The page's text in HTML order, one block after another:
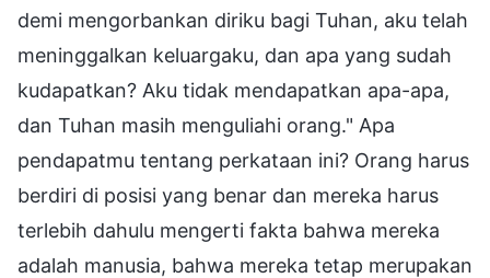
demi mengorbankan diriku bagi Tuhan, aku telah
meninggalkan keluargaku, dan apa yang sudah
kudapatkan? Aku tidak mendapatkan apa-apa,
dan Tuhan masih menguliahi orang." Apa
pendapatmu tentang perkataan ini? Orang harus
berdiri di posisi yang benar dan mereka harus
terlebih dahulu mengerti fakta bahwa mereka
adalah manusia, bahwa mereka tetap merupakan